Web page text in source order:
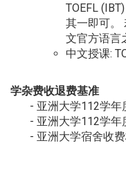
TOEFL
其一即可。
文官方语言
中文授课:
学杂费收退费基准
- 亚洲大学112学
- 亚洲大学112学
- 亚洲大学宿舍收